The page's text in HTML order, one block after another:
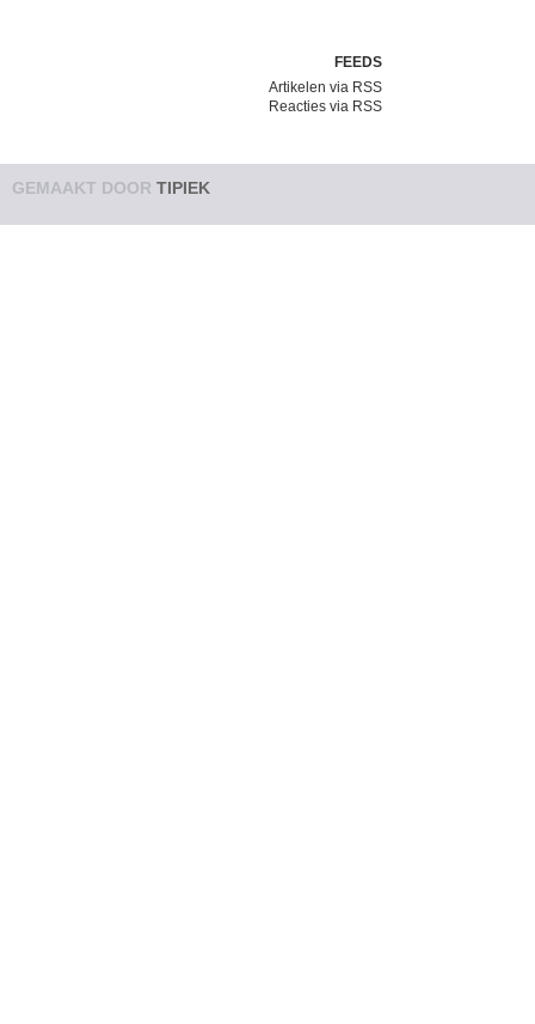
FEEDS
Artikelen via RSS
Reacties via RSS
GEMAAKT DOOR TIPIEK